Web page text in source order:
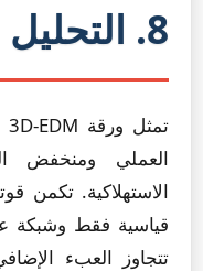
8. التحليل الأصلي
العملي ومنخفض
الاستهلاكية. تكمن
قياسية فقط وشبكة
تتجاوز العبء